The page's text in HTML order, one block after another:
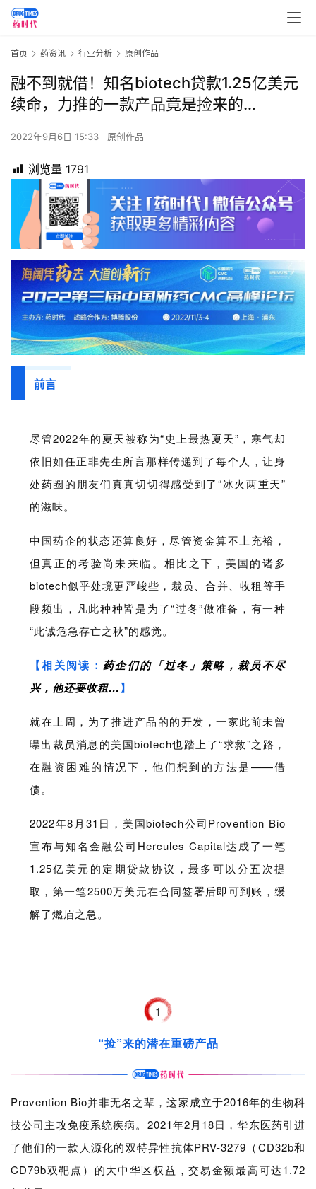
首页 药资讯 行业分析 原创作品
融不到就借！知名biotech贷款1.25亿美元
续命，力推的一款产品竟是捡来的…
2022年9月6日 15:33 原创作品
浏览量 1791
前言
尽管2022年的夏天被称为“史上最热夏天”，寒气却
依旧如任正非先生所言那样传递到了每个人，让身
处药圈的朋友们真真切切得感受到了“冰火两重天”
的滋味。
中国药企的状态还算良好，尽管资金算不上充裕，
但真正的考验尚未来临。相比之下，美国的诸多
biotech似乎处境更严峻些，裁员、合并、收租等手
段频出，凡此种种皆是为了“过冬”做准备，有一种
“此诚危急存亡之秋”的感觉。
【相关阅读：药企们的「过冬」策略，裁员不尽
兴，他还要收租…】
就在上周，为了推进产品的的开发，一家此前未曾
曝出裁员消息的美国biotech也踏上了“求救”之路，
在融资困难的情况下，他们想到的方法是——借
债。
2022年8月31日，美国biotech公司Provention Bio
宣布与知名金融公司Hercules Capital达成了一笔
1.25亿美元的定期贷款协议，最多可以分五次提
取，第一笔2500万美元在合同签署后即可到账，缓
解了燃眉之急。
1
“捡”来的潜在重磅产品
Provention Bio并非无名之辈，这家成立于2016年的生物科
技公司主攻免疫系统疾病。2021年2月18日，华东医药引进
了他们的一款人源化的双特异性抗体PRV-3279（CD32b和
CD79b双靶点）的大中华区权益，交易金额最高可达1.72